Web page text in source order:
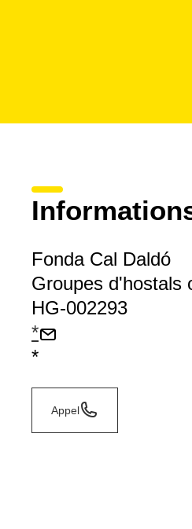
Fonda Cal Daldó
Groupes d'hostals
HG-002293
*
*
Appel